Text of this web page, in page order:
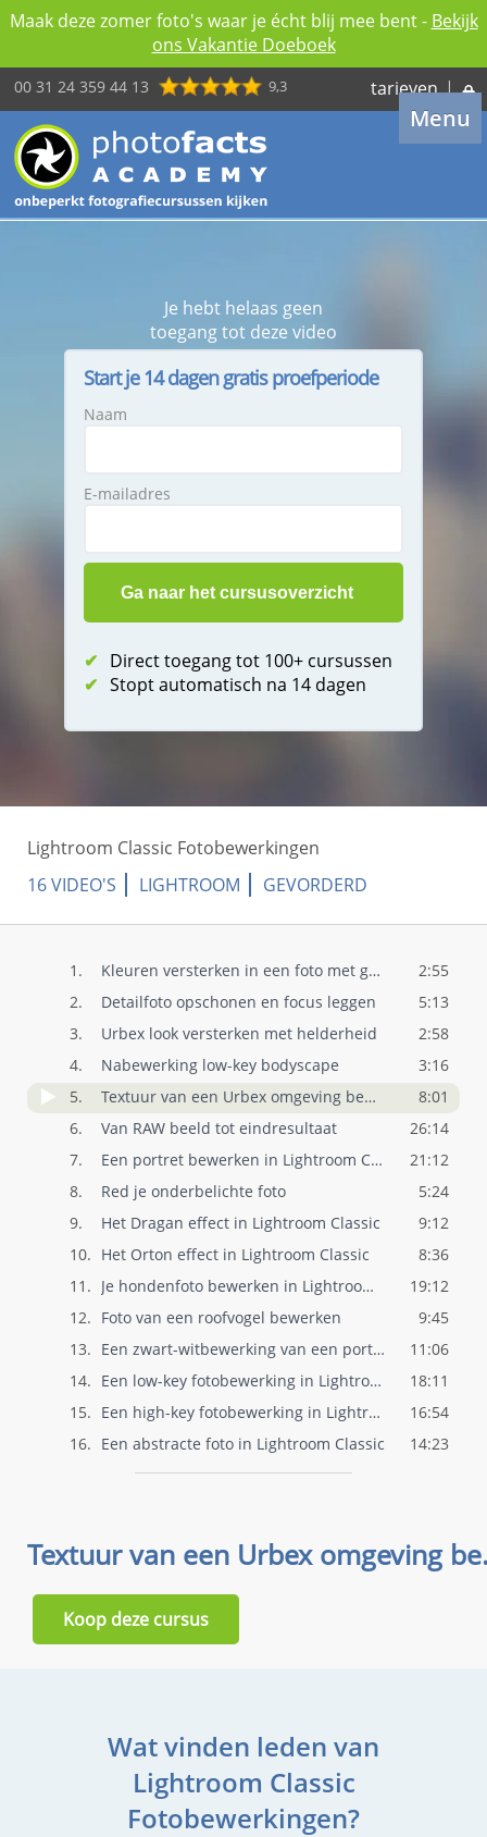
Maak deze zomer foto's waar je écht blij mee bent - Bekijk
ons Vakantie Doeboek
00 31 24 359 44 13 9,3 tarieven |
Menu
Je hebt helaas geen
toegang tot deze video
Start je 14 dagen gratis proefperiode
Naam
E-mailadres
✔ Direct toegang tot 100+ cursussen
✔ Stopt automatisch na 14 dagen
Lightroom Classic Fotobewerkingen
16 VIDEO'S
LIGHTROOM GEVORDERD
1. Kleuren versterken in een foto met gekle..
2:55
2.
Detailfoto opschonen en focus leggen
5:13
3.
Urbex look versterken met helderheid
2:58
4.
Nabewerking low-key bodyscape
3:16
5.
Textuur van een Urbex omgeving benadrukk..
8:01
6.
Van RAW beeld tot eindresultaat
26:14
7.
Een portret bewerken in Lightroom Classi..
21:12
8.
Red je onderbelichte foto
5:24
9.
Het Dragan effect in Lightroom Classic
9:12
10. Het Orton effect in Lightroom Classic
8:36
11.
Je hondenfoto bewerken in Lightroom Clas..
19:12
12. Foto van een roofvogel bewerken
9:45
13.
Een zwart-witbewerking van een portret
11:06
14.
Een low-key fotobewerking in Lightroom C..
18:11
15.
Een high-key fotobewerking in Lightroom ..
16:54
16. Een abstracte foto in Lightroom Classic 14:23
Koop deze cursus
Wat vinden leden van
Lightroom Classic
Fotobewerkingen?